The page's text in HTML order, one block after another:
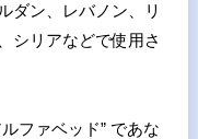
ダン、レバノン、リ
シリアなどで使用さ
ファベッド” であな